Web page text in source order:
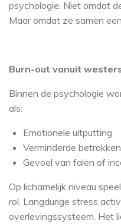
psychologie. Niet omdat
Maar omdat ze samen
Burn-out vanuit
Binnen de psychologie
als:
Emotionele uitputting
Verminderde
Gevoel van falen of
Op lichamelijk niveau
rol. Langdurige stress
overlevingssysteem. Het